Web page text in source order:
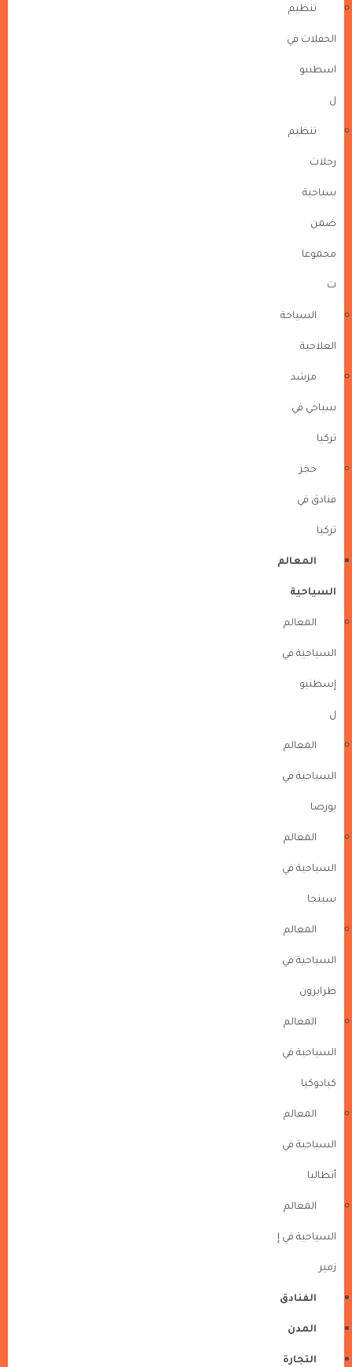
تنظيم
الحفلات في
اسطنبو
ل
تنظيم
رحلات
سياحية
ضمن
مجموعا
ت
السياحة
العلاجية
مرشد
سياحي في
تركيا
حجز
فنادق في
تركيا
المعالم
السياحية
المعالم
السياحية في
إسطنبو
ل
المعالم
السياحية في
بورصا
المعالم
السياحية في
سبنجا
المعالم
السياحية في
طرابزون
المعالم
السياحية في
كبادوكيا
المعالم
السياحية في
أنطاليا
المعالم
السياحية في إ
زمير
الفنادق
المدن
التجارة